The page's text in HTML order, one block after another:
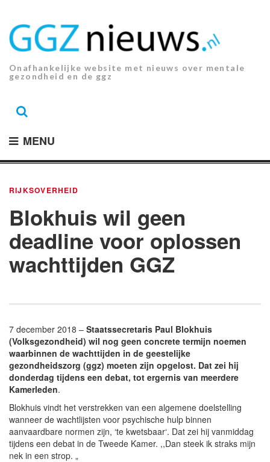
inhoud.
Onafhankelijke website met nieuws over mentale
gezondheid en de ggz
MENU
RIJKSOVERHEID
Blokhuis wil geen
deadline voor oplossen
wachttijden GGZ
7 december 2018 – Staatssecretaris Paul Blokhuis
(Volksgezondheid) wil nog geen concrete termijn noemen
waarbinnen de wachttijden in de geestelijke
gezondheidszorg (ggz) moeten zijn opgelost. Dat zei hij
donderdag tijdens een debat, tot ergernis van meerdere
Kamerleden.
Blokhuis vindt het verstrekken van een algemene doelstelling
wanneer de wachtlijsten voor psychische hulp binnen
aanvaardbare normen zijn, ‘te kwetsbaar‘. Dat zei hij vanmiddag
tijdens een debat in de Tweede Kamer. ,,Dan steek ik straks mijn
nek in een strop. „